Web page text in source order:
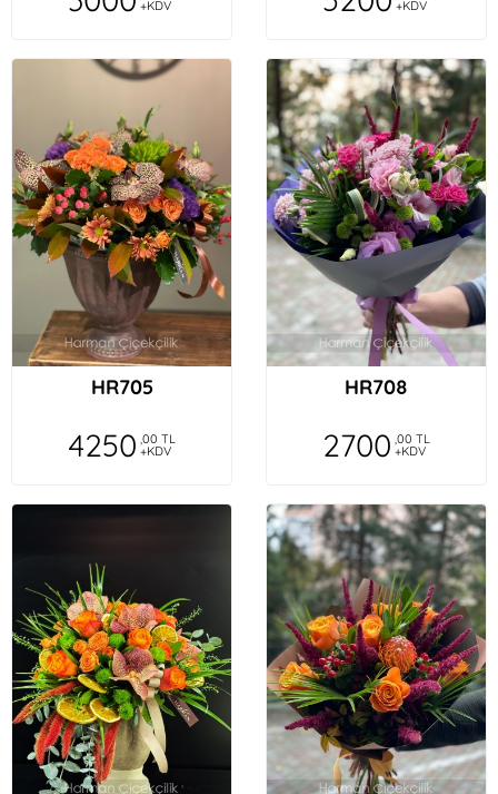
+KDV +KDV
HR705
4250 ,00 TL
+KDV
HR708
2700 ,00 TL
+KDV